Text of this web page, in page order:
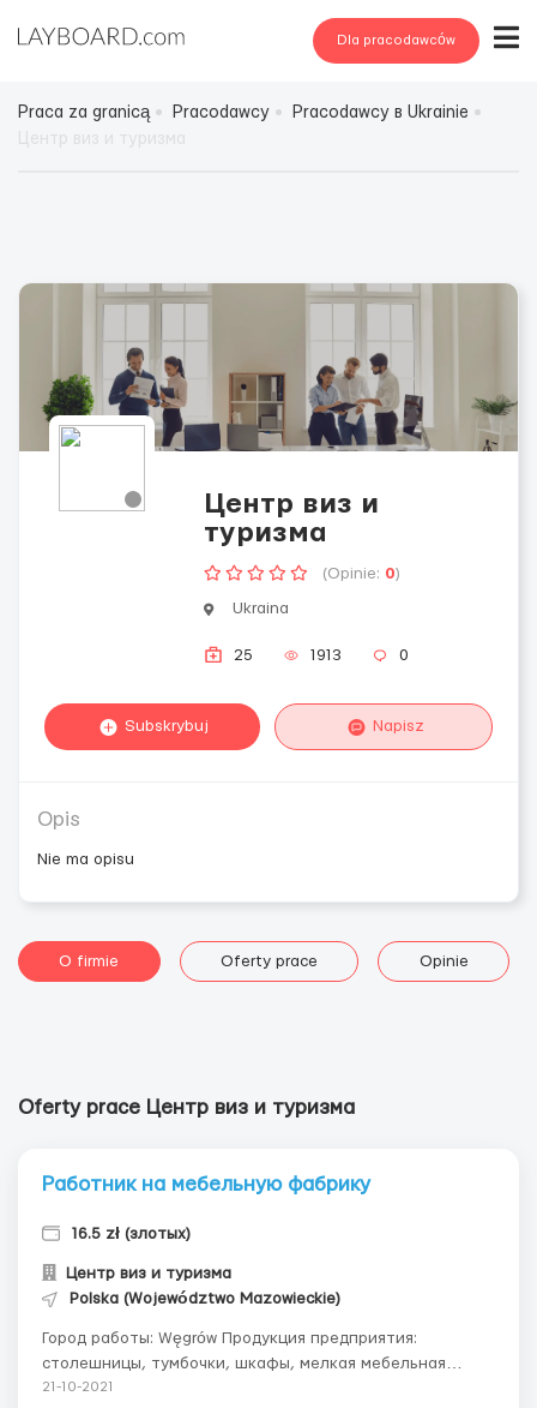
Dla pracodawców
Praca za granicą Pracodawcy
Pracodawcy в Ukrainie
Центр виз и
туризма
(Opinie: 0)
Ukraina
25 1913 0
Subskrybuj Napisz
Opis
Nie ma opisu
O firmie Oferty prace Opinie
Oferty prace Центр виз и туризма
Работник на мебельную фабрику
16.5 zł (злотых)
Центр виз и туризма
Polska (Województwo Mazowieckie)
Город работы: Węgrów Продукция предприятия:
столешницы, тумбочки, шкафы, мелкая мебельная
продукция Простая мануальная работа без особых
21-10-2021